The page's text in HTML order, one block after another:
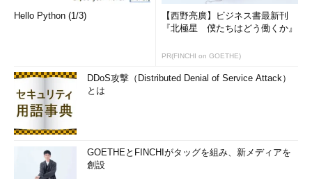
Hello Python (1/3)
【西野亮廣】ビジネス書最新刊
『北極星 僕たちはどう働くか』
PR(FINCHI on GOETHE)
DDoS攻撃（Distributed Denial of Service Attack）
とは
GOETHEとFINCHIがタッグを組み、新メディアを
創設